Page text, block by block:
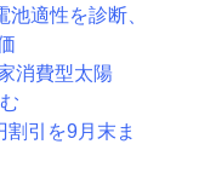
適性を診断、
消費型太陽
引を9月末ま